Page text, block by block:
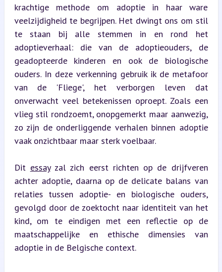
krachtige methode om adoptie in haar ware
veelzijdigheid te begrijpen. Het dwingt ons om stil
te staan bij alle stemmen in en rond het
adoptieverhaal: die van de adoptieouders, de
geadopteerde kinderen en ook de biologische
ouders. In deze verkenning gebruik ik de metafoor
van de 'Fliege', het verborgen leven dat
onverwacht veel betekenissen oproept. Zoals een
vlieg stil rondzoemt, onopgemerkt maar aanwezig,
zo zijn de onderliggende verhalen binnen adoptie
vaak onzichtbaar maar sterk voelbaar.
Dit essay zal zich eerst richten op de drijfveren
achter adoptie, daarna op de delicate balans van
relaties tussen adoptie- en biologische ouders,
gevolgd door de zoektocht naar identiteit van het
kind, om te eindigen met een reflectie op de
maatschappelijke en ethische dimensies van
adoptie in de Belgische context.